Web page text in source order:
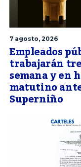
7 agosto, 2026
Empleados
trabajarán
semana y en
matutino
Superniño